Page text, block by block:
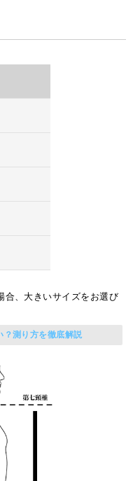
、大きいサイズをお選び
？測り方を徹底解説